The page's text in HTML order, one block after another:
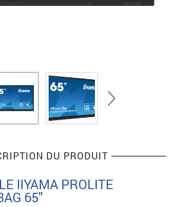
DU PRODUIT
IIYAMA PROLITE
65″